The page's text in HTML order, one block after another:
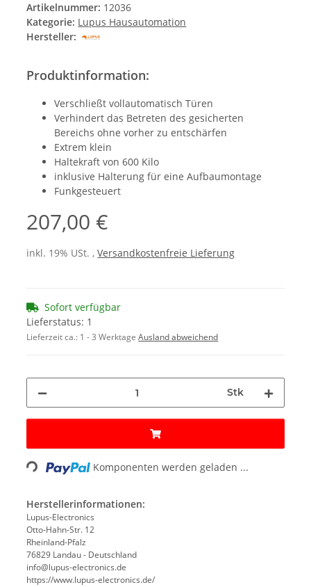
Artikelnummer: 12036
Kategorie: Lupus Hausautomation
Hersteller:
Produktinformation:
Verschließt vollautomatisch Türen
Verhindert das Betreten des gesicherten
Bereichs ohne vorher zu entschärfen
Extrem klein
Haltekraft von 600 Kilo
inklusive Halterung für eine Aufbaumontage
Funkgesteuert
207,00 €
inkl. 19% USt. ,Versandkostenfreie Lieferung
Sofort verfügbar
Lieferstatus: 1
Lieferzeit ca.: 1 - 3 WerktageAusland abweichend
Stk
Loading... Komponenten werden geladen ...
Herstellerinformationen:
Lupus-Electronics
Otto-Hahn-Str. 12
Rheinland-Pfalz
76829 Landau - Deutschland
info@lupus-electronics.de
https://www.lupus-electronics.de/